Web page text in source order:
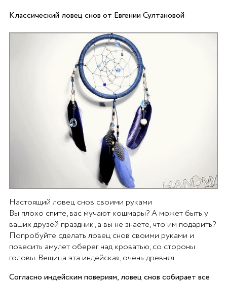
Классический ловец снов от Евгении Султановой
Настоящий ловец снов своими руками
Вы плохо спите, вас мучают кошмары? А может быть у
ваших друзей праздник, а вы не знаете, что им подарить?
Попробуйте сделать ловец снов своими руками и
повесить амулет оберег над кроватью, со стороны
головы. Вещица эта индейская, очень древняя.
Согласно индейским повериям, ловец снов собирает все